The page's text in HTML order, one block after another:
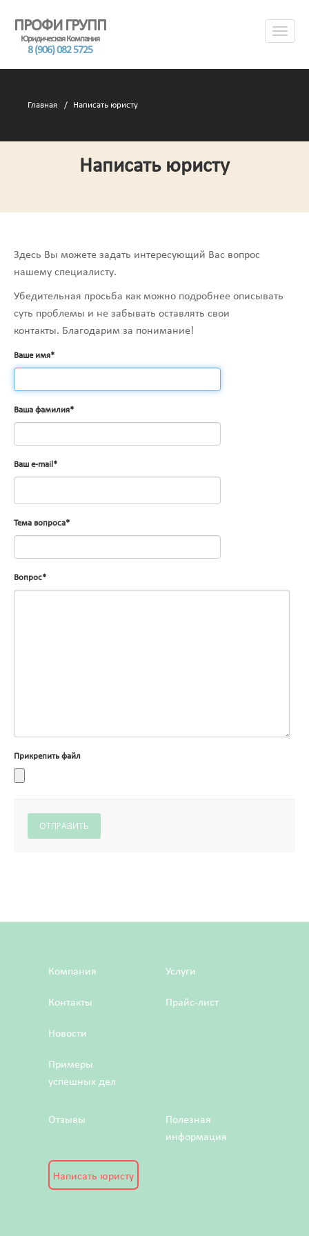
ПРОФИ ГРУПП
Юридическая Компания
8 (906) 082 5725
Главная Написать юристу
Написать юристу
Здесь Вы можете задать интересующий Вас вопрос
нашему специалисту.
Убедительная просьба как можно подробнее описывать
суть проблемы и не забывать оставлять свои
контакты. Благодарим за понимание!
Ваше имя*
Ваша фамилия*
Ваш e-mail*
Тема вопроса*
Вопрос*
Прикрепить файл
Компания
Контакты
Новости
Примеры
успешных дел
Услуги
Прайс-лист
Отзывы
Полезная
информация
Написать юристу